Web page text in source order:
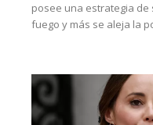
posee una estrategia
fuego y más se aleja la